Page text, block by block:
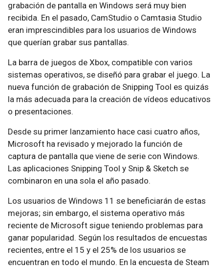
grabación de pantalla en Windows será muy bien
recibida. En el pasado, CamStudio o Camtasia Studio
eran imprescindibles para los usuarios de Windows
que querían grabar sus pantallas.
La barra de juegos de Xbox, compatible con varios
sistemas operativos, se diseñó para grabar el juego. La
nueva función de grabación de Snipping Tool es quizás
la más adecuada para la creación de vídeos educativos
o presentaciones.
Desde su primer lanzamiento hace casi cuatro años,
Microsoft ha revisado y mejorado la función de
captura de pantalla que viene de serie con Windows.
Las aplicaciones Snipping Tool y Snip & Sketch se
combinaron en una sola el año pasado.
Los usuarios de Windows 11 se beneficiarán de estas
mejoras; sin embargo, el sistema operativo más
reciente de Microsoft sigue teniendo problemas para
ganar popularidad. Según los resultados de encuestas
recientes, entre el 15 y el 25% de los usuarios se
encuentran en todo el mundo. En la encuesta de Steam